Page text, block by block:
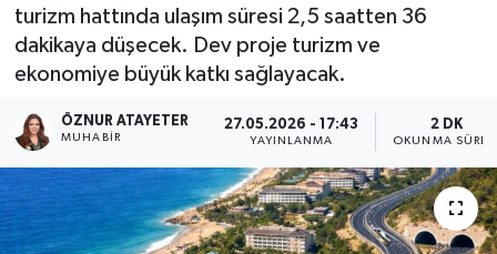
turizm hattında ulaşım süresi 2,5 saatten 36
dakikaya düşecek. Dev proje turizm ve
ekonomiye büyük katkı sağlayacak.
ÖZNUR ATAYETER
MUHABIR
27.05.2026 - 17:43
YAYINLANMA
2 DK
OKUNMA